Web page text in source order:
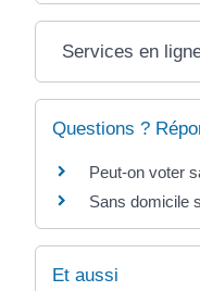
Services en
Questions ?
Peut-on voter
Sans domicile
Et aussi